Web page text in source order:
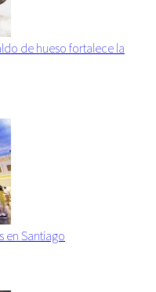
de hueso fortalece la
en Santiago